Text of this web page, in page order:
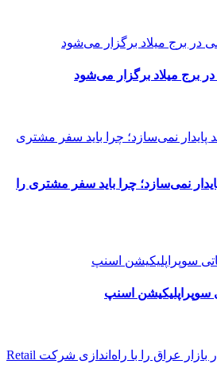
برج میلاد برگزار می‌شود
نمی‌سازد؛ چرا باید سفر مشتری را
سوپراپلیکیشن اسنپ